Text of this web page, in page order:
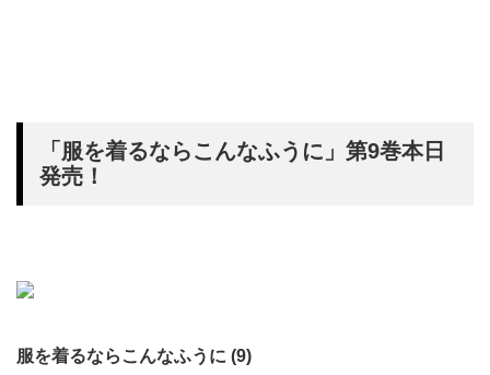
「服を着るならこんなふうに」第9巻本日
発売！
服を着るならこんなふうに (9)